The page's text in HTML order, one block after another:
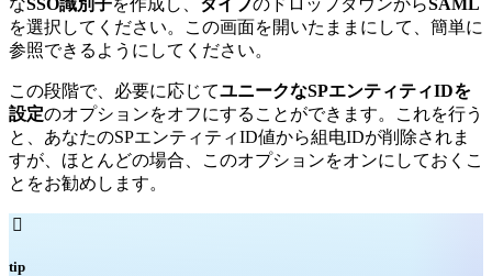
なSSO識別子を作成し、 タイプのドロップダウンからSAML
を選択してください。この画面を開いたままにして、簡単に
参照できるようにしてください。
この段階で、必要に応じてユニークなSPエンティティIDを
設定のオプションをオフにすることができます。これを行う
と、あなたのSPエンティティID値から組电IDが削除されま
すが、ほとんどの場合、このオプションをオンにしておくこ
とをお勧めします。

tip